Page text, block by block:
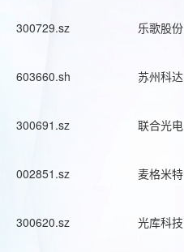
300729.sz 乐歌股份
603660.sh 苏州科达
300691.sz 联合光电
002851.sz 麦格米特
300620.sz 光库科技